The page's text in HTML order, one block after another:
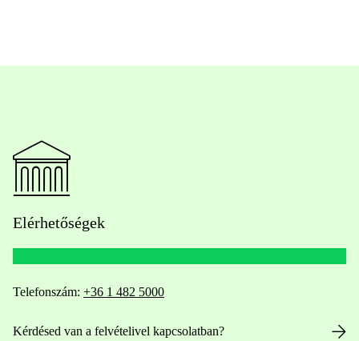
Elérhetőségek
Telefonszám: +36 1 482 5000
Kérdésed van a felvételivel kapcsolatban?